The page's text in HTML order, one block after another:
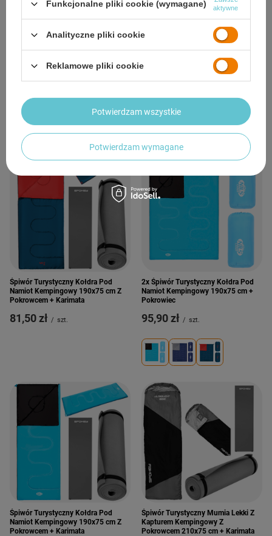
2x Śpiwór Turystyczny Kołdra Pod
Pokrowiec
2x Śpiwór Turystyczny Kołdra Pod
Namiot Kempingowy 190x75 cm +
Pokrowiec
Śpiwór Turystyczny Kołdra Pod
Namiot Kempingowy 190x75 cm Z
Pokrowcem + Karimata
81,50 zł / szt.
2x Śpiwór Turystyczny Kołdra Pod
Namiot Kempingowy 190x75 cm +
Pokrowiec
95,90 zł / szt.
Śpiwór Turystyczny Kołdra Pod
Namiot Kempingowy 190x75 cm Z
Pokrowcem + Karimata
Śpiwór Turystyczny Mumia Lekki Z
Kapturem Kempingowy Z
Pokrowcem 210x75 cm + Karimata
Funkcjonalne pliki cookie (wymagane)
aktywne
Analityczne pliki cookie
Reklamowe pliki cookie
Potwierdzam wymagane
Potwierdzam wszystkie